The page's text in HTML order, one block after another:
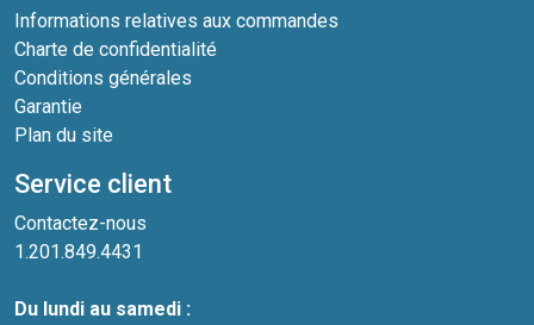
Informations relatives aux commandes
Charte de confidentialité
Conditions générales
Garantie
Plan du site
Service client
Contactez-nous
1.201.849.4431
Du lundi au samedi :